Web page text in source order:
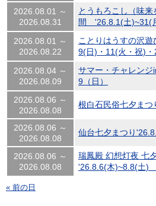
2026.08.01 ～
2026.08.31
とうもろこし（味来
間 '26.8.1(土)~31(
2026.08.01 ～
2026.08.22
ことりはうすの沢
9(日)・11(火・祝)・
2026.08.04 ～
2026.08.09
サマー・チャレン
9（日）
2026.08.06 ～
2026.08.08
根白石民俗七夕ま
2026.08.06 ～
2026.08.08
仙台七夕まつり
2026.08.06 ～
2026.08.08
瑞鳳殿 幻想灯夜 七
'26.8.6(木)~8.8(土)
« 前の日